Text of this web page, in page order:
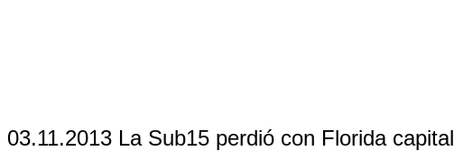
03.11.2013 La Sub15 perdió con Florida capital